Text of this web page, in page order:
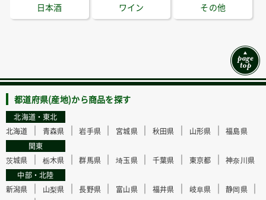
日本酒 ワイン その他
都道府県(産地)から商品を探す
北海道・東北
北海道
｜ 青森県 ｜岩手県 ｜ 宮城県｜ 秋田県 ｜ 山形県 ｜福島県
関東
茨城県
｜ 栃木県 ｜群馬県 ｜埼玉県｜ 千葉県 ｜ 東京都 ｜神奈川県
中部・北陸
新潟県
｜ 山梨県 ｜長野県 ｜ 富山県｜ 福井県 ｜ 岐阜県 ｜静岡県｜